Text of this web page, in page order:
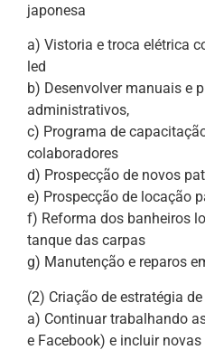
japonesa
a) Vistoria e troca elétrica
led
b) Desenvolver manuais e
administrativos,
c) Programa de
colaboradores
d) Prospecção de novos
e) Prospecção de locação
f) Reforma dos banheiros
tanque das carpas
g) Manutenção e reparos
(2) Criação de estratégia
a) Continuar trabalhando
e Facebook) e incluir